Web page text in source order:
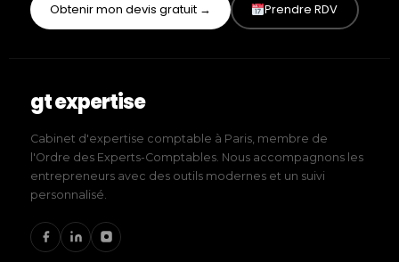
Obtenir mon devis gratuit → Prendre RDV
gt expertise
Cabinet d'expertise comptable à Paris, membre de
l'Ordre des Experts-Comptables. Nous accompagnons les
entrepreneurs avec des outils modernes et un suivi
personnalisé.